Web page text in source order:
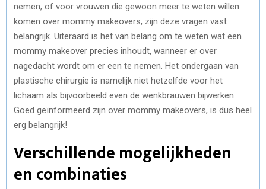
nemen, of voor vrouwen die gewoon meer te weten willen
komen over mommy makeovers, zijn deze vragen vast
belangrijk. Uiteraard is het van belang om te weten wat een
mommy makeover precies inhoudt, wanneer er over
nagedacht wordt om er een te nemen. Het ondergaan van
plastische chirurgie is namelijk niet hetzelfde voor het
lichaam als bijvoorbeeld even de wenkbrauwen bijwerken.
Goed geïnformeerd zijn over mommy makeovers, is dus heel
erg belangrijk!
Verschillende mogelijkheden
en combinaties